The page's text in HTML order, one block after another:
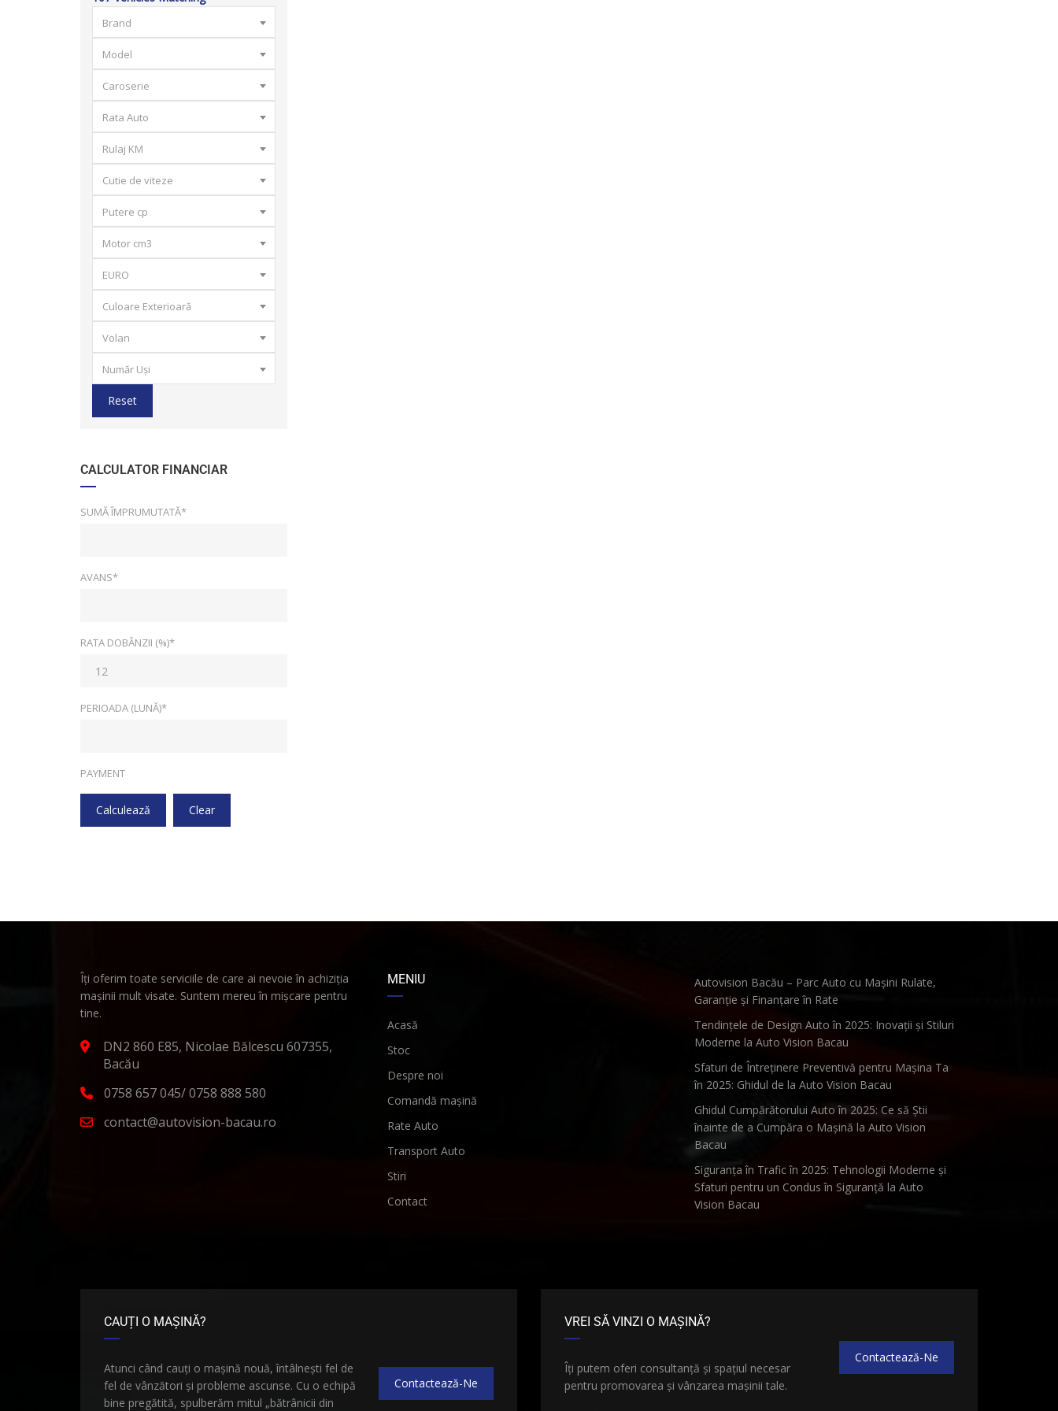
Brand
Model
Caroserie
Rata Auto
Rulaj KM
Cutie de viteze
Putere cp
Motor cm3
EURO
Culoare Exterioară
Volan
Număr Uși
Reset
CALCULATOR FINANCIAR
SUMĂ ÎMPRUMUTATĂ*
AVANS*
RATA DOBÂNZII (%)*
PERIOADA (LUNĂ)*
PAYMENT
Calculează Clear
Îți oferim toate serviciile de care ai nevoie în achiziția
mașinii mult visate. Suntem mereu în mișcare pentru
tine.
DN2 860 E85, Nicolae Bălcescu 607355,
Bacău
0758 657 045/ 0758 888 580
contact@autovision-bacau.ro
MENIU
Acasă
Stoc
Despre noi
Comandă mașină
Rate Auto
Transport Auto
Stiri
Contact
Autovision Bacău – Parc Auto cu Mașini Rulate,
Garanție și Finanțare în Rate
Tendințele de Design Auto în 2025: Inovații și Stiluri
Moderne la Auto Vision Bacau
Sfaturi de Întreținere Preventivă pentru Mașina Ta
în 2025: Ghidul de la Auto Vision Bacau
Ghidul Cumpărătorului Auto în 2025: Ce să Știi
înainte de a Cumpăra o Mașină la Auto Vision
Bacau
Siguranța în Trafic în 2025: Tehnologii Moderne și
Sfaturi pentru un Condus în Siguranță la Auto
Vision Bacau
CAUȚI O MAȘINĂ?
Atunci când cauți o mașină nouă, întâlnești fel de
fel de vânzători și probleme ascunse. Cu o echipă
bine pregătită, spulberăm mitul „bătrânicii din
Contactează-Ne
VREI SĂ VINZI O MAȘINĂ?
Îți putem oferi consultanță și spațiul necesar
pentru promovarea și vânzarea mașinii tale.
Contactează-Ne